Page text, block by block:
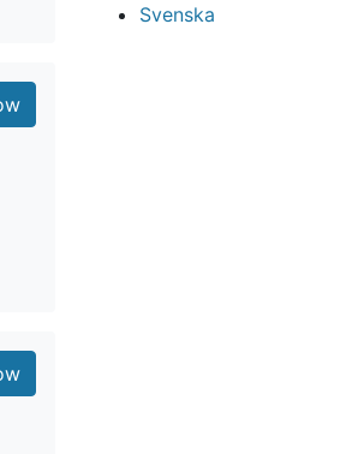
Svenska